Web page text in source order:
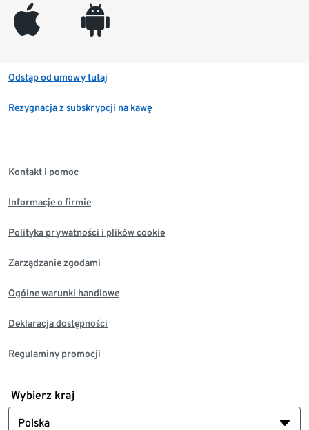
appleinc android
Odstąp od umowy tutaj
Rezygnacja z subskrypcji na kawę
Kontakt i pomoc
Informacje o firmie
Polityka prywatności i plików cookie
Zarządzanie zgodami
Ogólne warunki handlowe
Deklaracja dostępności
Regulaminy promocji
Wybierz kraj
Polska